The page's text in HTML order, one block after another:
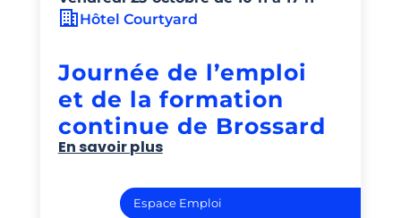
Hôtel Courtyard
Journée de l’emploi
et de la formation
continue de Brossard
En savoir plus
Espace Emploi